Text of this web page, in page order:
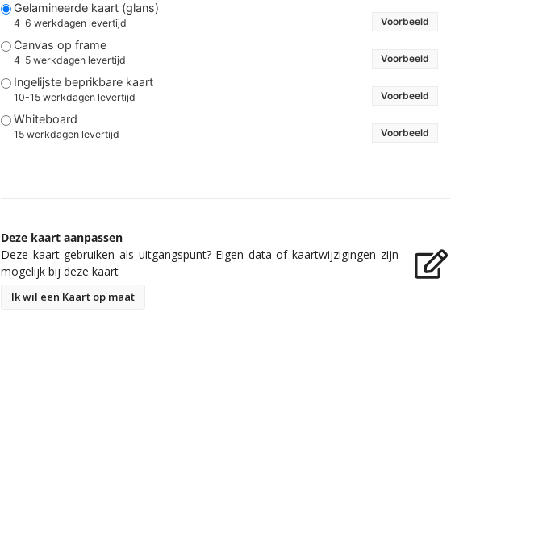
Gelamineerde kaart (glans)
4-6 werkdagen levertijd Voorbeeld
Canvas op frame
4-5 werkdagen levertijd Voorbeeld
Ingelijste beprikbare kaart
10-15 werkdagen levertijd Voorbeeld
Whiteboard
15 werkdagen levertijd Voorbeeld
Deze kaart aanpassen
Deze kaart gebruiken als uitgangspunt? Eigen data of kaartwijzigingen zijn
mogelijk bij deze kaart
Ik wil een Kaart op maat